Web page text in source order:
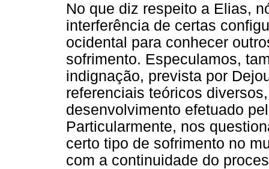
No que diz respeito a Elias,
interferência de certas
ocidental para conhecer
sofrimento. Especulamos,
indignação, prevista por
referenciais teóricos
desenvolvimento efetuado
Particularmente, nos
certo tipo de sofrimento no
com a continuidade do